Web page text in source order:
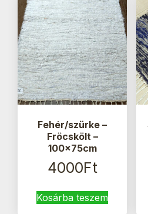
Fehér/szürke –
Fröcskölt –
100x75cm
4000Ft
Kosárba teszem